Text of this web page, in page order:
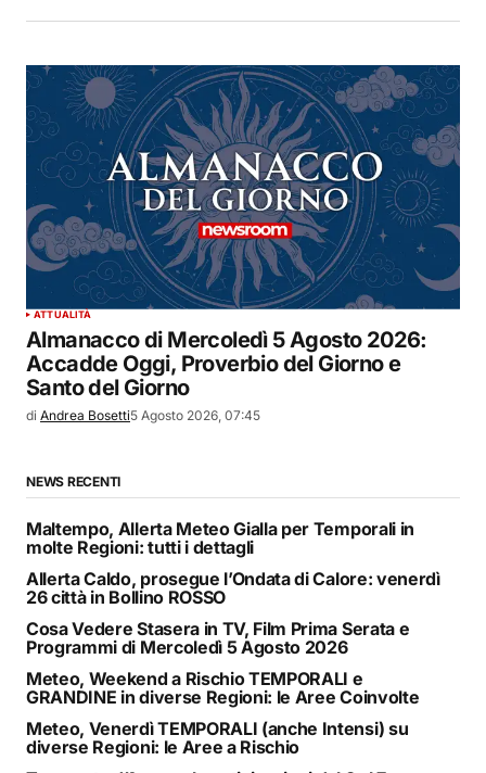
ATTUALITÀ
Almanacco di Mercoledì 5 Agosto 2026:
Accadde Oggi, Proverbio del Giorno e
Santo del Giorno
di Andrea Bosetti5 Agosto 2026, 07:45
NEWS RECENTI
Maltempo, Allerta Meteo Gialla per Temporali in
molte Regioni: tutti i dettagli
Allerta Caldo, prosegue l’Ondata di Calore: venerdì
26 città in Bollino ROSSO
Cosa Vedere Stasera in TV, Film Prima Serata e
Programmi di Mercoledì 5 Agosto 2026
Meteo, Weekend a Rischio TEMPORALI e
GRANDINE in diverse Regioni: le Aree Coinvolte
Meteo, Venerdì TEMPORALI (anche Intensi) su
diverse Regioni: le Aree a Rischio